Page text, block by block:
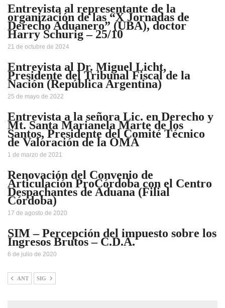
Entrevista al representante de la
organización de las “X Jornadas de
Derecho Aduanero” (UBA), doctor
Harry Schurig – 25/10
21 de octubre de 2024
Entrevista al Dr. Miguel Licht,
Presidente del Tribunal Fiscal de la
Nación (República Argentina)
25 de mayo de 2022
Entrevista a la señora Lic. en Derecho y
Mt. Santa Marianela Marte de los
Santos, Presidente del Comité Técnico
de Valoración de la OMA
1 de marzo de 2021
Renovación del Convenio de
Articulación ProCórdoba con el Centro
Despachantes de Aduana (Filial
Córdoba)
17 de agosto de 2020
SIM – Percepción del impuesto sobre los
Ingresos Brutos – C.D.A.
6 de julio de 2020
ANT SIG